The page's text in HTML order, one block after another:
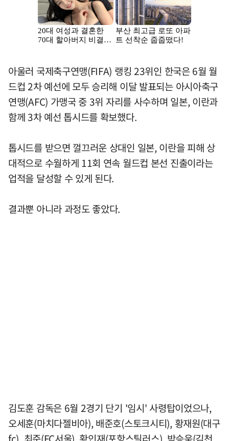
아울러 국제축구연맹(FIFA) 랭킹 23위인 한국은 6월 월
드컵 2차 예선에 모두 승리해 이달 발표되는 아시아축구
연맹(AFC) 가맹국 중 3위 자리를 사수하며 일본, 이란과
함께 3차 예선 톱시드를 확보했다.
톱시드를 받으면 껄끄러운 상대인 일본, 이란을 피해 상
대적으로 수월하게 11회 연속 월드컵 본선 진출이라는
업적을 달성할 수 있게 된다.
결과뿐 아니라 과정도 좋았다.
김도훈 감독은 6월 2경기 단기 '임시' 사령탑이었으나,
오세훈(마치다젤비아), 배준호(스토크시티), 황재원(대구